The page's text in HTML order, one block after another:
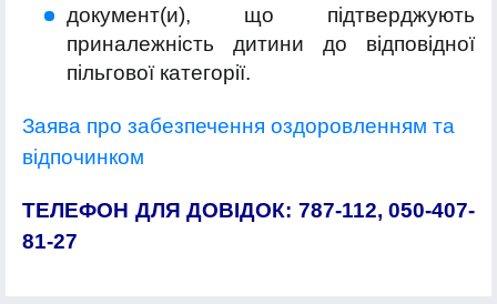
документ(и), що підтверджують
приналежність дитини до відповідної
пільгової категорії.
Заява про забезпечення оздоровленням та
відпочинком
ТЕЛЕФОН ДЛЯ ДОВІДОК: 787-112, 050-407-
81-27